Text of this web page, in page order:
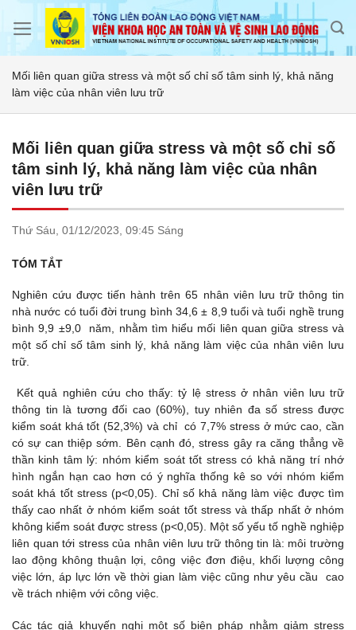
Mối liên quan giữa stress và một số chỉ số tâm sinh lý, khả năng
làm việc của nhân viên lưu trữ
Mối liên quan giữa stress và một số chỉ số
tâm sinh lý, khả năng làm việc của nhân
viên lưu trữ
Thứ Sáu, 01/12/2023, 09:45 Sáng
TÓM TẮT
Nghiên cứu được tiến hành trên 65 nhân viên lưu trữ thông tin
nhà nước có tuổi đời trung bình 34,6 ± 8,9 tuổi và tuổi nghề trung
bình 9,9 ±9,0 năm, nhằm tìm hiểu mối liên quan giữa stress và
một số chỉ số tâm sinh lý, khả năng làm việc của nhân viên lưu
trữ.
Kết quả nghiên cứu cho thấy: tỷ lệ stress ở nhân viên lưu trữ
thông tin là tương đối cao (60%), tuy nhiên đa số stress được
kiểm soát khá tốt (52,3%) và chỉ có 7,7% stress ở mức cao, cần
có sự can thiệp sớm. Bên cạnh đó, stress gây ra căng thẳng về
thần kinh tâm lý: nhóm kiểm soát tốt stress có khả năng trí nhớ
hình ngắn hạn cao hơn có ý nghĩa thống kê so với nhóm kiểm
soát khá tốt stress (p<0,05). Chỉ số khả năng làm việc được tìm
thấy cao nhất ở nhóm kiểm soát tốt stress và thấp nhất ở nhóm
không kiểm soát được stress (p<0,05). Một số yếu tố nghề nghiệp
liên quan tới stress của nhân viên lưu trữ thông tin là: môi trường
lao động không thuận lợi, công việc đơn điệu, khối lượng công
việc lớn, áp lực lớn về thời gian làm việc cũng như yêu cầu cao
về trách nhiệm với công việc.
Các tác giả khuyến nghị một số biện pháp nhằm giảm stress